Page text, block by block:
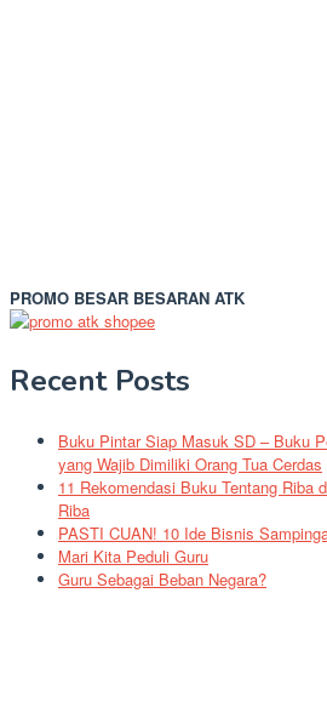
PROMO BESAR BESARAN ATK
Recent Posts
Buku Pintar Siap Masuk SD – Buku
yang Wajib Dimiliki Orang Tua Cerdas
11 Rekomendasi Buku Tentang Riba
Riba
PASTI CUAN! 10 Ide Bisnis
Mari Kita Peduli Guru
Guru Sebagai Beban Negara?